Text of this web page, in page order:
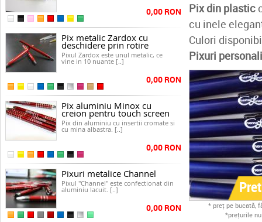
0,00 RON
Pix metalic Zardox cu
deschidere prin rotire
Pixul Zardox este unul metalic, ce
vine in 10 nuante [..]
0,00 RON
Pix aluminiu Minox cu
creion pentru touch screen
Pix din aluminiu cu insertii cromate si
cu mina albastra. [..]
0,00 RON
Pixuri metalice Channel
Pixul "Channel" este confectionat din
aluminiu lacuit. [..]
0,00 RON
Pix din plastic
cu inele
Culori
Pixuri
* preţ pe bucată,
*preţurile